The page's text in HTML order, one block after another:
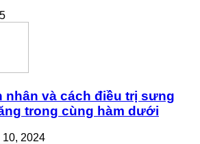
nhân và cách điều trị sưng
trong cùng hàm dưới
10, 2024